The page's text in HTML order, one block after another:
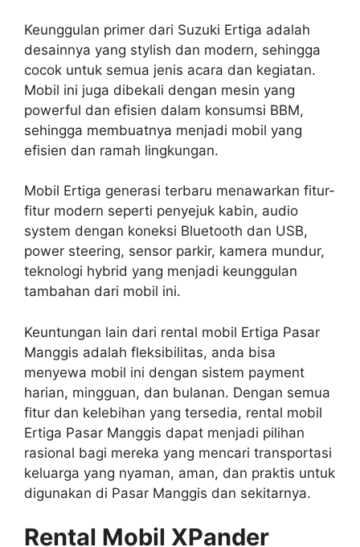
Keunggulan primer dari Suzuki Ertiga adalah
desainnya yang stylish dan modern, sehingga
cocok untuk semua jenis acara dan kegiatan.
Mobil ini juga dibekali dengan mesin yang
powerful dan efisien dalam konsumsi BBM,
sehingga membuatnya menjadi mobil yang
efisien dan ramah lingkungan.
Mobil Ertiga generasi terbaru menawarkan fitur-
fitur modern seperti penyejuk kabin, audio
system dengan koneksi Bluetooth dan USB,
power steering, sensor parkir, kamera mundur,
teknologi hybrid yang menjadi keunggulan
tambahan dari mobil ini.
Keuntungan lain dari rental mobil Ertiga Pasar
Manggis adalah fleksibilitas, anda bisa
menyewa mobil ini dengan sistem payment
harian, mingguan, dan bulanan. Dengan semua
fitur dan kelebihan yang tersedia, rental mobil
Ertiga Pasar Manggis dapat menjadi pilihan
rasional bagi mereka yang mencari transportasi
keluarga yang nyaman, aman, dan praktis untuk
digunakan di Pasar Manggis dan sekitarnya.
Rental Mobil XPander